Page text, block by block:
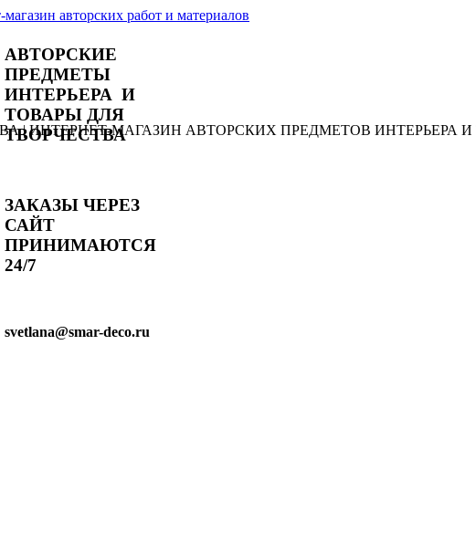
АВТОРСКИЕ
ПРЕДМЕТЫ
ИНТЕРЬЕРА И
ТОВАРЫ ДЛЯ
ТВОРЧЕСТВА
ЗАКАЗЫ ЧЕРЕЗ
САЙТ
ПРИНИМАЮТСЯ
24/7
svetlana@smar-deco.ru
| ИНТЕРНЕТ-МАГАЗИН АВТОРСКИХ ПРЕДМЕТОВ ИНТЕРЬЕРА